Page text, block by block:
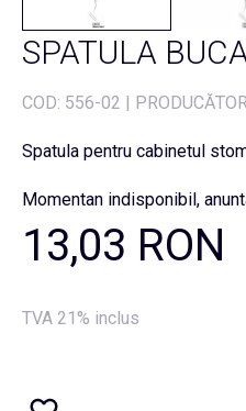
SPATULA
COD: 556-02 |
Spatula pentru cabinetul
Momentan indisponibil,
13,03 RON
TVA 21% inclus